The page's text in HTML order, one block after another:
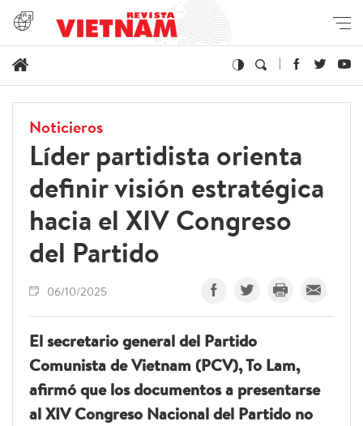
Noticieros
Líder partidista orienta
definir visión estratégica
hacia el XIV Congreso
del Partido
06/10/2025
El secretario general del Partido
Comunista de Vietnam (PCV), To Lam,
afirmó que los documentos a presentarse
al XIV Congreso Nacional del Partido no